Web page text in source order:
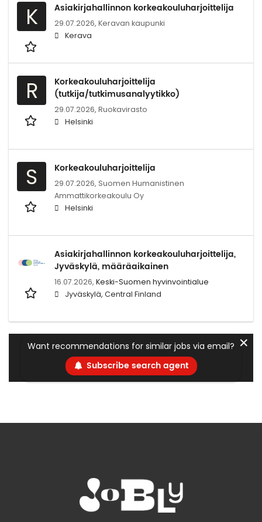
K Asiakirjahallinnon korkeakouluharjoittelija
29.07.2026, Keravan kaupunki
Kerava
R
Korkeakouluharjoittelija
(tutkija/tutkimusanalyytikko)
29.07.2026, Ruokavirasto
Helsinki
S Korkeakouluharjoittelija
29.07.2026, Suomen Humanistinen
Ammattikorkeakoulu Oy
Helsinki
Asiakirjahallinnon korkeakouluharjoittelija,
Jyväskylä, määräaikainen
16.07.2026, Keski-Suomen hyvinvointialue
Jyväskylä, Central Finland
Want recommendations for similar jobs via email?
Subscribe search agent
✕